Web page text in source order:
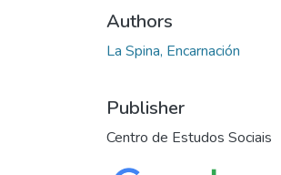
Authors
La Spina, Encarnación
Publisher
Centro de Estudos Sociais